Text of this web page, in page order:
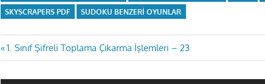
SKYSCRAPERS PDF
SUDOKU BENZERI OYUNLAR
Yazı
gezinmesi
Previous
Post:
1. Sınıf Şifreli Toplama Çıkarma İşlemleri – 23